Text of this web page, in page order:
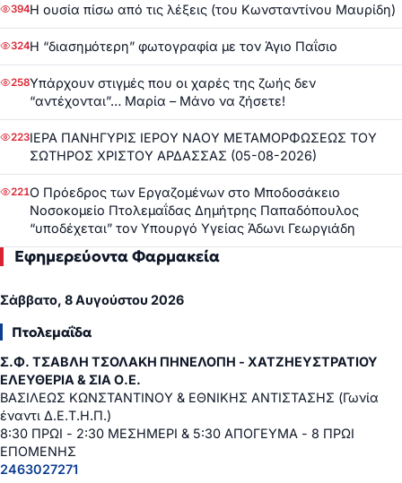
394Η ουσία πίσω από τις λέξεις (του Κωνσταντίνου Μαυρίδη)
324Η “διασημότερη” φωτογραφία με τον Άγιο Παΐσιο
258Υπάρχουν στιγμές που οι χαρές της ζωής δεν
“αντέχονται”… Μαρία – Μάνο να ζήσετε!
223ΙΕΡΑ ΠΑΝΗΓΥΡΙΣ ΙΕΡΟΥ ΝΑΟΥ ΜΕΤΑΜΟΡΦΩΣΕΩΣ ΤΟΥ
ΣΩΤΗΡΟΣ ΧΡΙΣΤΟΥ ΑΡΔΑΣΣΑΣ (05-08-2026)
221Ο Πρόεδρος των Εργαζομένων στο Μποδοσάκειο
Νοσοκομείο Πτολεμαΐδας Δημήτρης Παπαδόπουλος
“υποδέχεται” τον Υπουργό Υγείας Άδωνι Γεωργιάδη
Εφημερεύοντα Φαρμακεία
Σάββατο, 8 Αυγούστου 2026
Πτολεμαΐδα
Σ.Φ. ΤΣΑΒΛΗ ΤΣΟΛΑΚΗ ΠΗΝΕΛΟΠΗ - ΧΑΤΖΗΕΥΣΤΡΑΤΙΟΥ
ΕΛΕΥΘΕΡΙΑ & ΣΙΑ Ο.Ε.
ΒΑΣΙΛΕΩΣ ΚΩΝΣΤΑΝΤΙΝΟΥ & ΕΘΝΙΚΗΣ ΑΝΤΙΣΤΑΣΗΣ (Γωνία
έναντι Δ.Ε.Τ.Η.Π.)
8:30 ΠΡΩΙ - 2:30 ΜΕΣΗΜΕΡΙ & 5:30 ΑΠΟΓΕΥΜΑ - 8 ΠΡΩΙ
ΕΠΟΜΕΝΗΣ
2463027271